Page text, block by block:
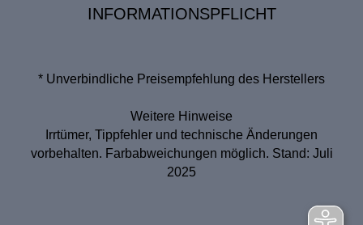
INFORMATIONSPFLICHT
* Unverbindliche Preisempfehlung des Herstellers
Weitere Hinweise
Irrtümer, Tippfehler und technische Änderungen
vorbehalten. Farbabweichungen möglich. Stand: Juli
2025